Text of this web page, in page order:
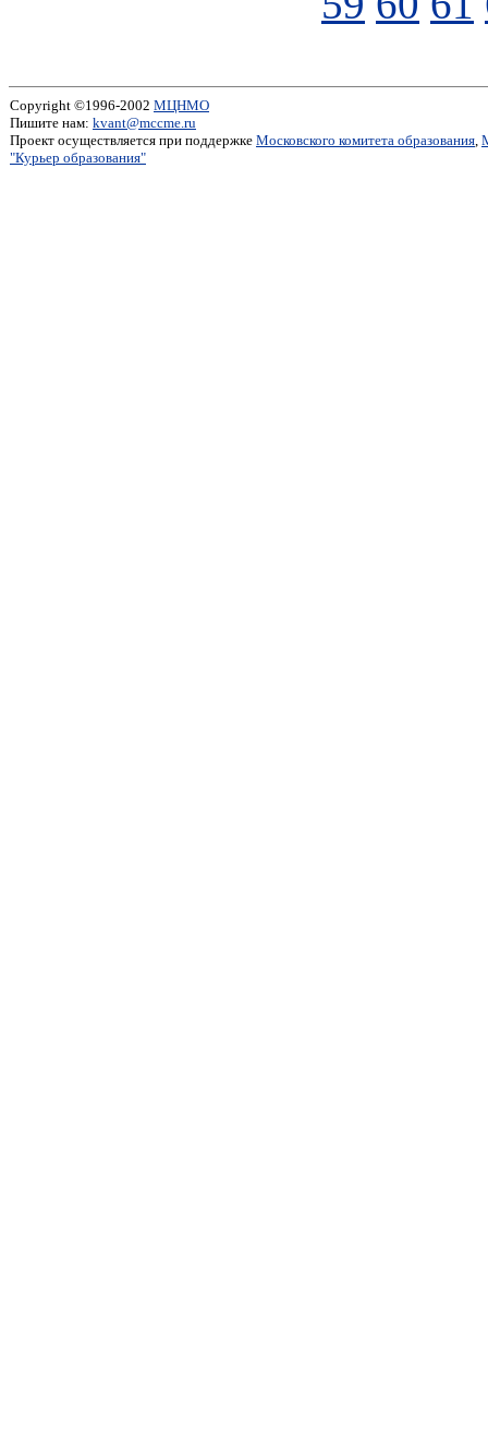
Copyright ©1996-2002 МЦНМО
Пишите нам: kvant@mccme.ru
Проект осуществляется при поддержке Московского комитета образования,
"Курьер образования"